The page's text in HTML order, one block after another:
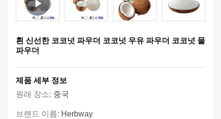
흰 신선한 코코넛 파우더 코코넛 우유 파우더 코코넛 물
파우더
제품 세부 정보
원래 장소: 중국
브랜드 이름: Herbway